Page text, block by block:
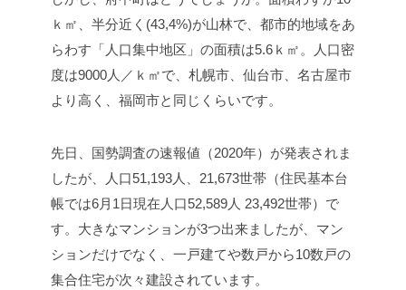
ｋ㎡、半分近く(43,4%)が山林で、都市的地域をあ
らわす「人口集中地区」の面積は5.6ｋ㎡。人口密
度は9000人／ｋ㎡で、札幌市、仙台市、名古屋市
より高く、福岡市と同じくらいです。
先日、国勢調査の速報値（2020年）が発表されま
したが、人口51,193人、21,673世帯（住民基本台
帳では6月1日現在人口52,589人 23,492世帯）で
す。大きなマンションが3つ出来ましたが、マン
ションだけでなく、一戸建てや数戸から10数戸の
集合住宅が次々建設されています。